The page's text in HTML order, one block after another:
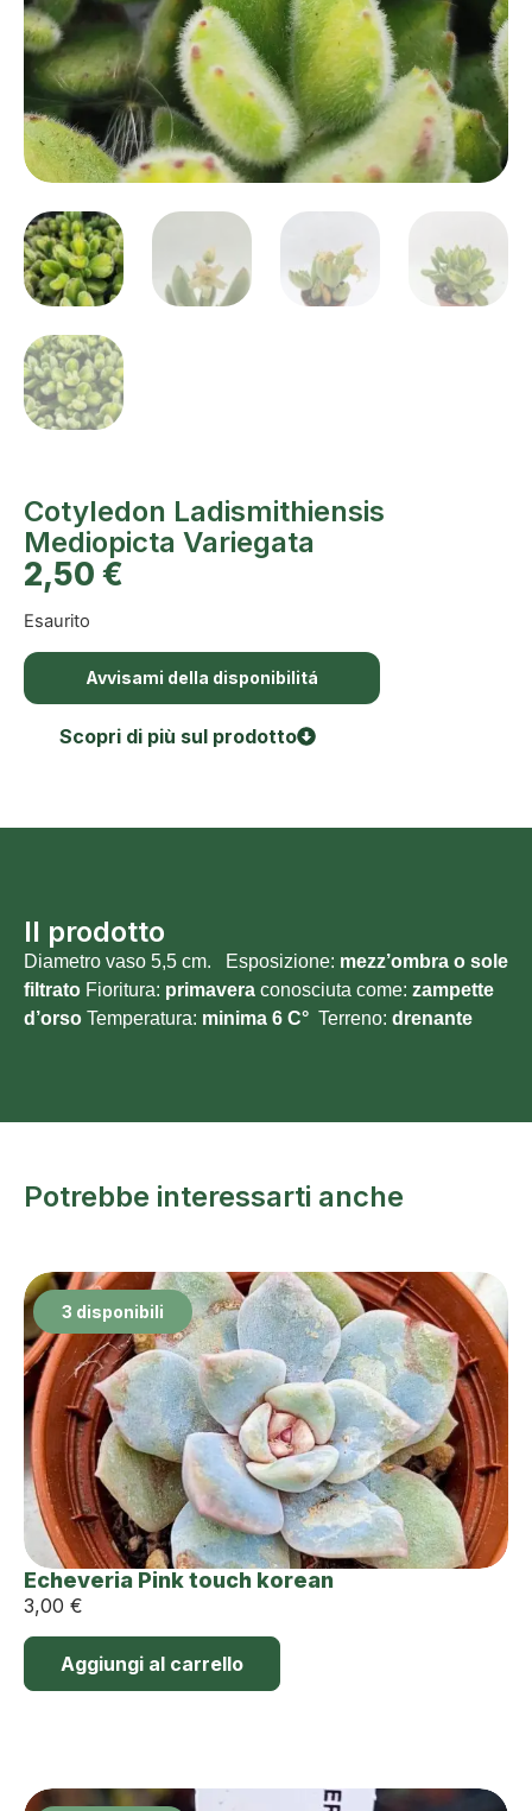
Cotyledon Ladismithiensis
Mediopicta Variegata
2,50 €
Esaurito
Avvisami della disponibilitá
Scopri di più sul prodotto
Il prodotto
Diametro vaso 5,5 cm. Esposizione: mezz’ombra o sole
filtrato Fioritura: primavera conosciuta come: zampette
d’orso Temperatura: minima 6 C° Terreno: drenante
Potrebbe interessarti anche
3 disponibili
Echeveria Pink touch korean
3,00 €
Aggiungi al carrello